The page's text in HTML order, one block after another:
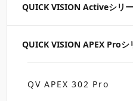
QUICK VISION Activeシリ
QUICK VISION APEX Proシ
QV APEX 302 Pro